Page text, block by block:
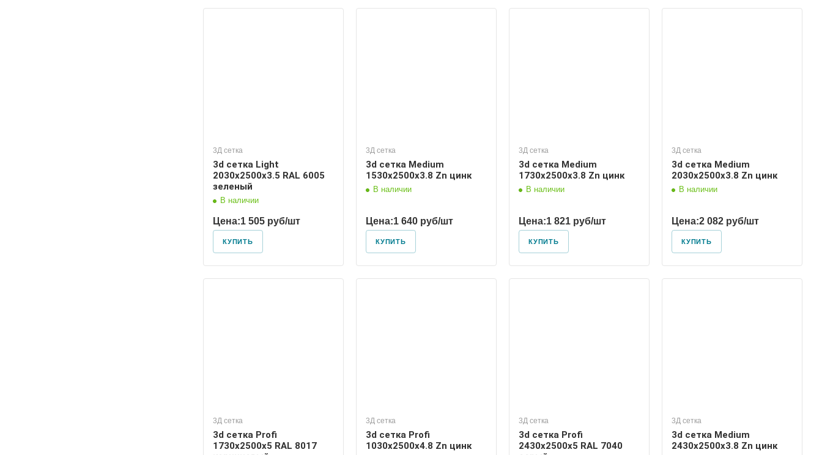
3Д сетка
3d сетка Light
2030х2500х3.5 RAL 6005
зеленый
В наличии
Цена:1 505 руб/шт
КУПИТЬ
3Д сетка
3d сетка Medium
1530х2500х3.8 Zn цинк
В наличии
Цена:1 640 руб/шт
КУПИТЬ
3Д сетка
3d сетка Medium
1730х2500х3.8 Zn цинк
В наличии
Цена:1 821 руб/шт
КУПИТЬ
3Д сетка
3d сетка Medium
2030х2500х3.8 Zn цинк
В наличии
Цена:2 082 руб/шт
КУПИТЬ
3Д сетка
3d сетка Profi
1730х2500х5 RAL 8017
3Д сетка
3d сетка Profi
1030х2500х4.8 Zn цинк
3Д сетка
3d сетка Profi
2430х2500х5 RAL 7040
3Д сетка
3d сетка Medium
2430х2500х3.8 Zn цинк